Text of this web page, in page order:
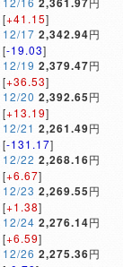
[+41.15]
12/17 2,342.94円
[-19.03]
12/19 2,379.47円
[+36.53]
12/20 2,392.65円
[+13.19]
12/21 2,261.49円
[-131.17]
12/22 2,268.16円
[+6.67]
12/23 2,269.55円
[+1.38]
12/24 2,276.14円
[+6.59]
12/26 2,275.36円